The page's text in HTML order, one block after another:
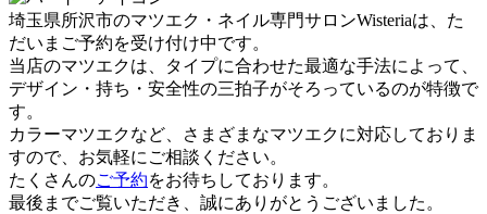
埼玉県所沢市のマツエク・ネイル専門サロンWisteriaは、た
だいまご予約を受け付け中です。
当店のマツエクは、タイプに合わせた最適な手法によって、
デザイン・持ち・安全性の三拍子がそろっているのが特徴で
す。
カラーマツエクなど、さまざまなマツエクに対応しておりま
すので、お気軽にご相談ください。
たくさんのご予約をお待ちしております。
最後までご覧いただき、誠にありがとうございました。